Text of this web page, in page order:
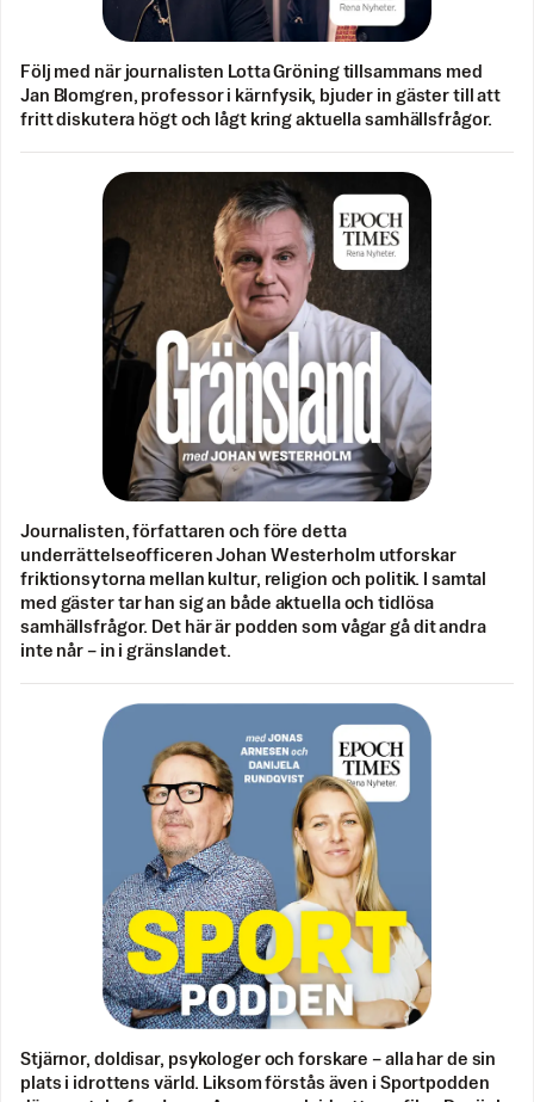
Följ med när journalisten Lotta Gröning tillsammans med
Jan Blomgren, professor i kärnfysik, bjuder in gäster till att
fritt diskutera högt och lågt kring aktuella samhällsfrågor.
Journalisten, författaren och före detta
underrättelseofficeren Johan Westerholm utforskar
friktionsytorna mellan kultur, religion och politik. I samtal
med gäster tar han sig an både aktuella och tidlösa
samhällsfrågor. Det här är podden som vågar gå dit andra
inte når – in i gränslandet.
Stjärnor, doldisar, psykologer och forskare – alla har de sin
plats i idrottens värld. Liksom förstås även i Sportpodden